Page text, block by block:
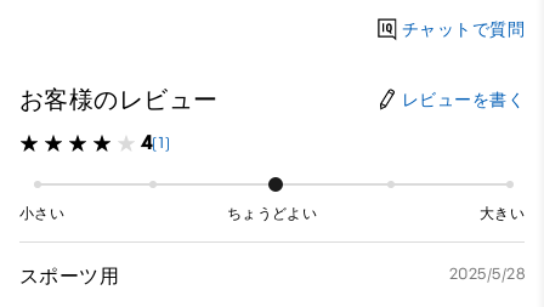
チャットで質問
お客様のレビュー レビューを書く
4(1)
小さい ちょうどよい 大きい
スポーツ用 2025/5/28